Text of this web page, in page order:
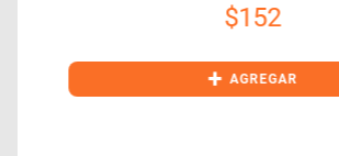
$152
+ AGREGAR